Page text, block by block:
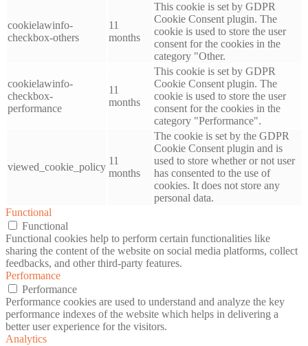
cookielawinfo-
checkbox-others
11
months
This cookie is set by GDPR
Cookie Consent plugin. The
cookie is used to store the user
consent for the cookies in the
category "Other.
cookielawinfo-
checkbox-
performance
11
months
This cookie is set by GDPR
Cookie Consent plugin. The
cookie is used to store the user
consent for the cookies in the
category "Performance".
viewed_cookie_policy
11
months
The cookie is set by the GDPR
Cookie Consent plugin and is
used to store whether or not user
has consented to the use of
cookies. It does not store any
personal data.
Functional
Functional
Functional cookies help to perform certain functionalities like
sharing the content of the website on social media platforms, collect
feedbacks, and other third-party features.
Performance
Performance
Performance cookies are used to understand and analyze the key
performance indexes of the website which helps in delivering a
better user experience for the visitors.
Analytics